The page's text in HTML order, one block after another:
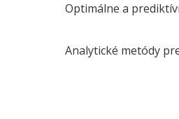
Optimálne a
Analytické metódy